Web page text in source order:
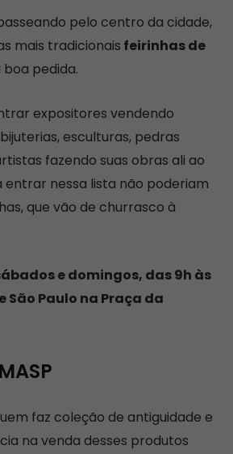
pelo centro da cidade,
mais tradicionais feirinhas de
boa pedida.
expositores vendendo
esculturas, pedras
fazendo suas obras ali ao
entrar nessa lista não poderiam
que vão de churrasco à
e domingos, das 9h às
São Paulo na Praça da
faz coleção de antiguidade e
na venda desses produtos